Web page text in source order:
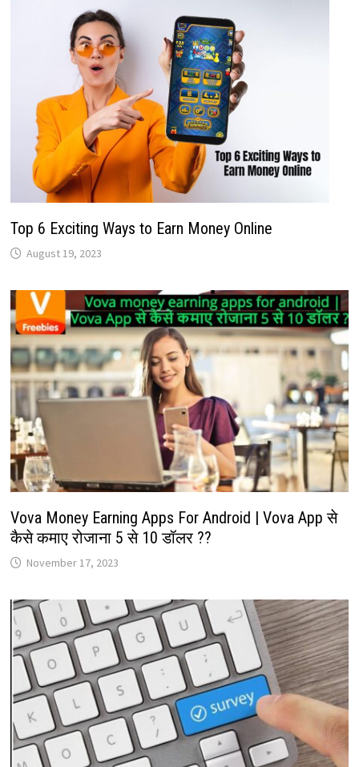
Top 6 Exciting Ways to Earn Money Online
August 19, 2023
Vova Money Earning Apps For Android | Vova App से
कैसे कमाए रोजाना 5 से 10 डॉलर ??
November 17, 2023